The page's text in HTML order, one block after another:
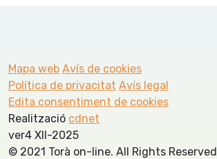
Mapa web Avís de cookies
Política de privacitat Avís legal
Edita consentiment de cookies
Realització cdnet
ver4 XII-2025
© 2021 Torà on-line. All Rights Reserved